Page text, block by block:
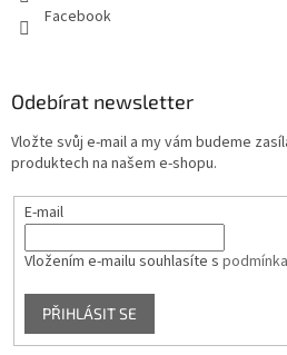
Facebook
Odebírat newsletter
Vložte svůj e-mail a my vám budeme
produktech na našem e-shopu.
E-mail
Vložením e-mailu souhlasíte s
PŘIHLÁSIT SE